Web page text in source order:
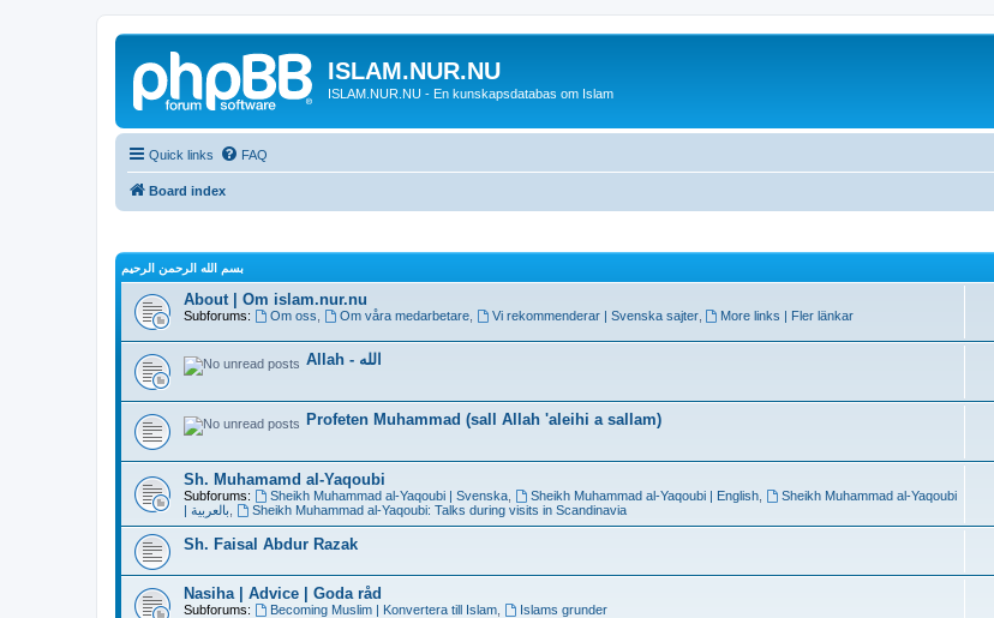
ISLAM.NUR.NU
ISLAM.NUR.NU - En kunskapsdatabas om Islam
Quick links FAQ
Board index
بسم الله الرحمن الرحيم
About | Om islam.nur.nu
Subforums: Om oss Om våra medarbetare, Vi rekommenderar | Svenska sajter, More links | Fler länkar
Allah - الله
Profeten Muhammad (sall Allah 'aleihi a sallam)
Sh. Muhamamd al-Yaqoubi
Subforums: Sheikh Muhammad al-Yaqoubi | Svenska, Sheikh Muhammad al-Yaqoubi | English,
Sheikh Muhammad al-Yaqoubi
| بالعربية
Sheikh Muhammad al-Yaqoubi: Talks during visits in Scandinavia
Sh. Faisal Abdur Razak
Nasiha | Advice | Goda råd
Subforums: Becoming Muslim | Konvertera till Islam, Islams grunder